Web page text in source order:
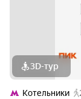
3D-тур
Котельники